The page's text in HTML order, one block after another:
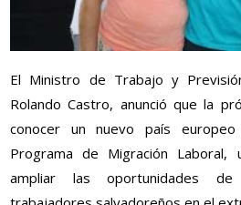
El Ministro de Trabajo y
Rolando Castro, anunció que la
conocer un nuevo país
Programa de Migración Laboral,
ampliar las oportunidades